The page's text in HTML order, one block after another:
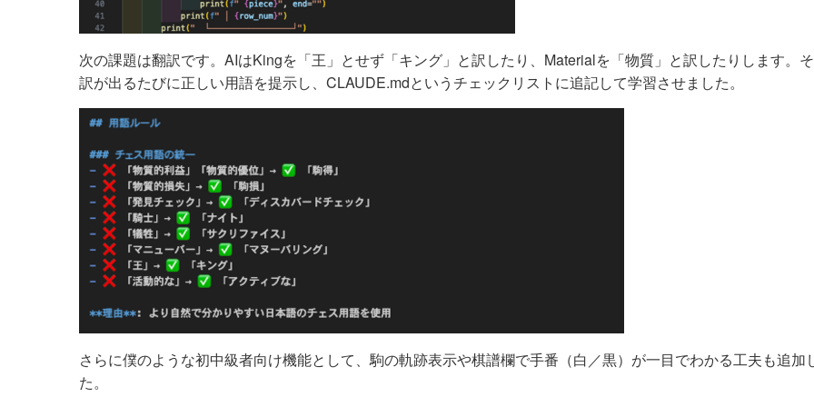
次の課題は翻訳です。AIはKingを「王」とせず「キング」と訳したり、Materialを「物質」と訳したりします。
訳が出るたびに正しい用語を提示し、CLAUDE.mdというチェックリストに追記して学習させました。
さらに僕のような初中級者向け機能として、駒の軌跡表示や棋譜欄で手番（白／黒）が一目でわかる工夫も追加
た。